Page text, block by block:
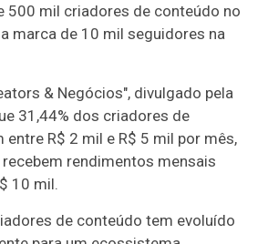
500 mil criadores de conteúdo no
marca de 10 mil seguidores na
& Negócios", divulgado pela
31,44% dos criadores de
R$ 2 mil e R$ 5 mil por mês,
rendimentos mensais
10 mil.
de conteúdo tem evoluído